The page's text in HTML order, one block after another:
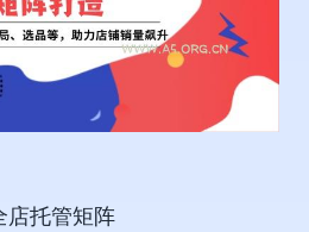
店托管矩阵